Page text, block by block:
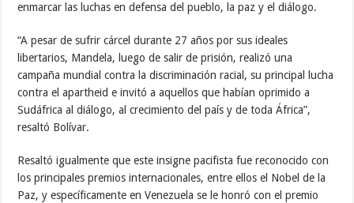
enmarcar las luchas en defensa del pueblo, la paz y el diálogo.
“A pesar de sufrir cárcel durante 27 años por sus ideales
libertarios, Mandela, luego de salir de prisión, realizó una
campaña mundial contra la discriminación racial, su principal lucha
contra el apartheid e invitó a aquellos que habían oprimido a
Sudáfrica al diálogo, al crecimiento del país y de toda África”,
resaltó Bolívar.
Resaltó igualmente que este insigne pacifista fue reconocido con
los principales premios internacionales, entre ellos el Nobel de la
Paz, y específicamente en Venezuela se le honró con el premio